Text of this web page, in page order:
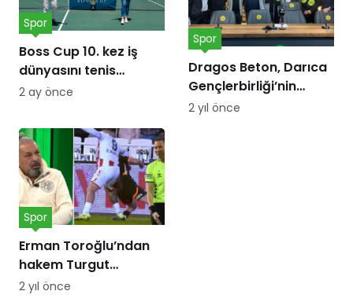
Boss Cup 10. kez iş
dünyasını tenis
kortunda
Spor
2 ay önce
Dragos Beton, Darıca
Gençlerbirliği’nin
forma göğüs
Spor
2 yıl önce
Erman Toroğlu’ndan
hakem Turgut
Doman’a ‘Barış Alper
Spor
2 yıl önce